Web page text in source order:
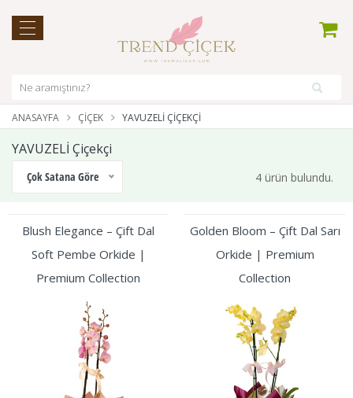
ANASAYFA ÇIÇEK YAVUZELİ ÇIÇEKÇI
YAVUZELİ Çiçekçi
Çok Satana Göre 4 ürün bulundu.
Blush Elegance – Çift Dal
Soft Pembe Orkide |
Premium Collection
Golden Bloom – Çift Dal Sarı
Orkide | Premium
Collection